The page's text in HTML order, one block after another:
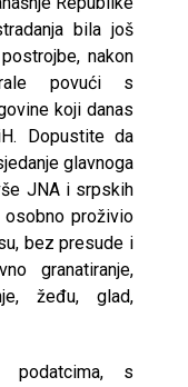
bila još
nakon
povući s
koji danas
Dopustite da
glavnoga
JNA i srpskih
osobno proživio
bez presude i
granatiranje,
žeđu, glad,
podatcima, s